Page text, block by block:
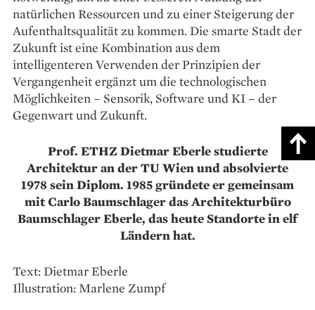
natürlichen Ressourcen und zu ­einer Steigerung der
Aufenthaltsqualität zu kommen. Die smarte Stadt der
Zukunft ist eine ­Kombination aus dem
intelligenteren Verwenden der Prinzipien der
Vergangenheit ergänzt um die technologischen
Möglichkeiten – Sensorik, Software und KI – der
Gegenwart und Zukunft.
Prof. ETHZ Dietmar Eberle studierte
Architektur an der TU Wien und absolvierte
1978 sein Diplom. 1985 gründete er gemeinsam
mit Carlo Baumschlager das Architekturbüro
Baumschlager Eberle, das heute Standorte in elf
Ländern hat.
Text: Dietmar Eberle
Illustration: Marlene Zumpf